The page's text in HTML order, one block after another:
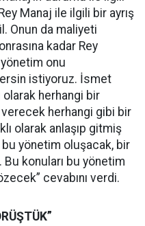
Manaj ile ilgili bir ayrış
Onun da maliyeti
kadar Rey
yönetim onu
istiyoruz. İsmet
herhangi bir
verecek herhangi gibi bir
olarak anlaşıp gitmiş
yönetim oluşacak, bir
konuları bu yönetim
cevabını verdi.